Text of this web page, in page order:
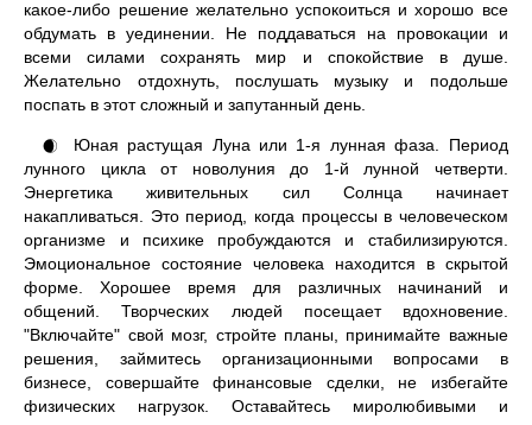
какое-либо решение желательно успокоиться и хорошо все
обдумать в уединении. Не поддаваться на провокации и
всеми силами сохранять мир и спокойствие в душе.
Желательно отдохнуть, послушать музыку и подольше
поспать в этот сложный и запутанный день.
🌒
Юная растущая Луна или 1-я лунная фаза. Период
лунного цикла от новолуния до 1-й лунной четверти.
Энергетика живительных сил Солнца начинает
накапливаться. Это период, когда процессы в человеческом
организме и психике пробуждаются и стабилизируются.
Эмоциональное состояние человека находится в скрытой
форме. Хорошее время для различных начинаний и
общений. Творческих людей посещает вдохновение.
"Включайте" свой мозг, стройте планы, принимайте важные
решения, займитесь организационными вопросами в
бизнесе, совершайте финансовые сделки, не избегайте
физических нагрузок. Оставайтесь миролюбивыми и